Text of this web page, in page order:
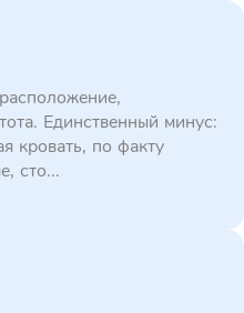
Единственный минус:
кровать, по факту
сто...